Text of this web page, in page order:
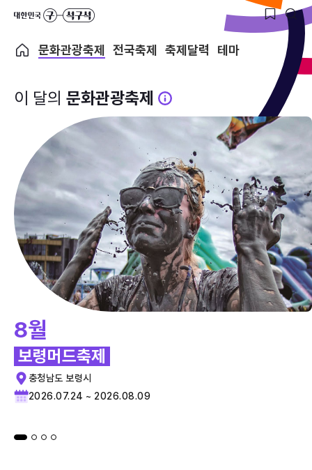
문화관광축제 전국축제 축제달력 테마
이 달의 문화관광축제
8월
보령머드축제
충청남도 보령시
2026.07.24 ~ 2026.08.09